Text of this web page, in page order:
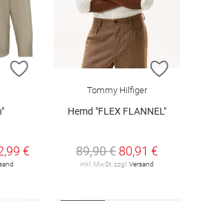
ZUR WUNSCHLISTE HINZUFÜGEN
€
ZUR
Tommy Hilfiger
Hemd "FLEX FLANNEL"
89,90 € 80,91 €
inkl. MwSt. zzgl. Versand